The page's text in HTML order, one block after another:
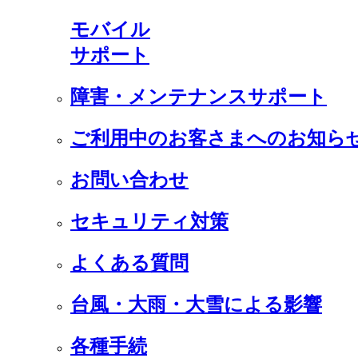
モバイル
サポート
障害・メンテナンスサポート
ご利用中のお客さまへのお知ら
お問い合わせ
セキュリティ対策
よくある質問
台風・大雨・大雪による影響
各種手続